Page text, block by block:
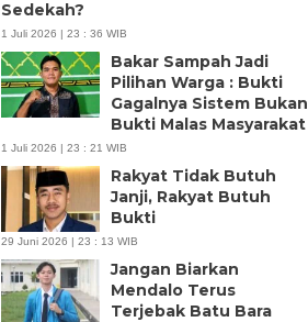
Sedekah?
1 Juli 2026 | 23 : 36 WIB
Bakar Sampah Jadi
Pilihan Warga : Bukti
Gagalnya Sistem Bukan
Bukti Malas Masyarakat
1 Juli 2026 | 23 : 21 WIB
Rakyat Tidak Butuh
Janji, Rakyat Butuh
Bukti
29 Juni 2026 | 23 : 13 WIB
Jangan Biarkan
Mendalo Terus
Terjebak Batu Bara